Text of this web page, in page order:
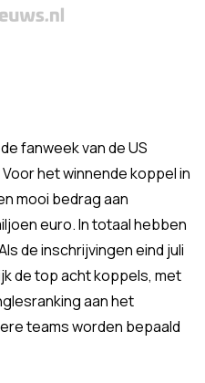
fanweek van de US
het winnende koppel in
mooi bedrag aan
euro. In totaal hebben
de inschrijvingen eind juli
de top acht koppels, met
aan het
teams worden bepaald